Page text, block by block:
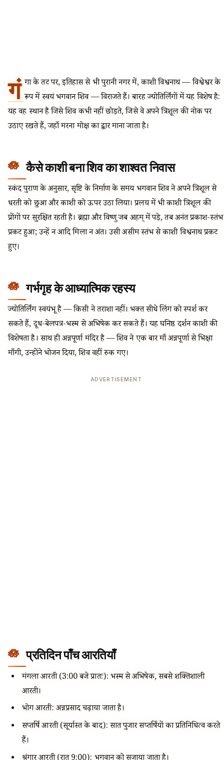
गं गा के तट पर, इतिहास से भी पुरानी नगरी में, काशी विश्वनाथ — विश्वेश्वर के
रूप में स्वयं भगवान शिव — विराजते हैं। बारह ज्योतिर्लिंगों में यह विशेष है:
यह वह स्थान है जिसे शिव कभी नहीं छोड़ते, जिसे वे अपने त्रिशूल की नोक पर
उठाए रखते हैं, जहाँ मरना मोक्ष का द्वार माना जाता है।
कैसे काशी बना शिव का शाश्वत निवास
स्कंद पुराण के अनुसार, सृष्टि के निर्माण के समय भगवान शिव ने अपने त्रिशूल से
धरती को छुआ और काशी को ऊपर उठा लिया। प्रलय में भी काशी त्रिशूल की
प्रोंगों पर सुरक्षित रहती है। ब्रह्मा और विष्णु जब अहम् में पड़े, तब अनंत प्रकाश-स्तंभ
प्रकट हुआ; उन्हें न आदि मिला न अंत। उसी असीम स्तंभ से काशी विश्वनाथ प्रकट
हुए।
गर्भगृह के आध्यात्मिक रहस्य
ज्योतिर्लिंग स्वयंभू है — किसी ने तराशा नहीं। भक्त सीधे लिंग को स्पर्श कर
सकते हैं, दूध-बेलपत्र-भस्म से अभिषेक कर सकते हैं। यह घनिष्ठ दर्शन काशी की
विशेषता है। साथ ही अन्नपूर्णा मंदिर है — शिव ने एक बार माँ अन्नपूर्णा से भिक्षा
माँगी, उन्होंने भोजन दिया, शिव वहीं रुक गए।
ADVERTISEMENT
प्रतिदिन पाँच आरतियाँ
मंगला आरती (3:00 बजे प्रातः): भस्म से अभिषेक, सबसे शक्तिशाली
आरती।
भोग आरती: अन्नप्रसाद चढ़ाया जाता है।
सप्तर्षि आरती (सूर्यास्त के बाद): सात पुजारी सप्तर्षियों का प्रतिनिधित्व करते
हैं।